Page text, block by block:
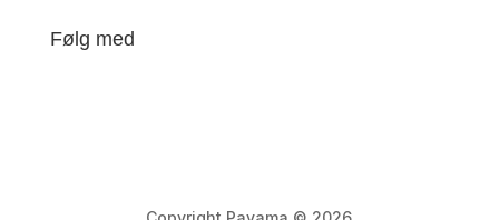
Følg med